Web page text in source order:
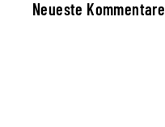
Neueste Kommentare